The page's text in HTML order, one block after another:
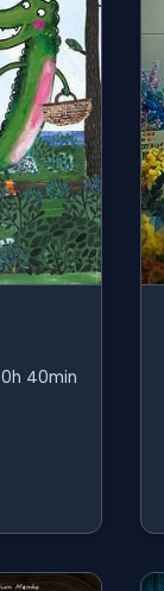
0h 40min